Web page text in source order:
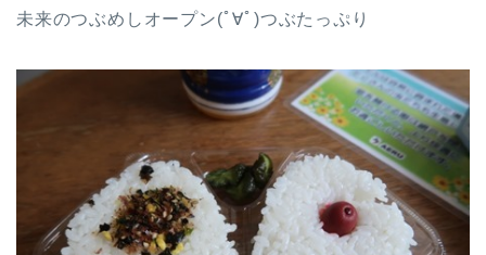
未来のつぶめしオープン(ﾟ∀ﾟ)つぶたっぷり